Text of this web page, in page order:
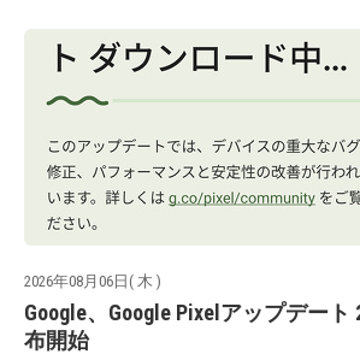
2026年08月06日( 木 )
Google、Google Pixelアップデート
布開始